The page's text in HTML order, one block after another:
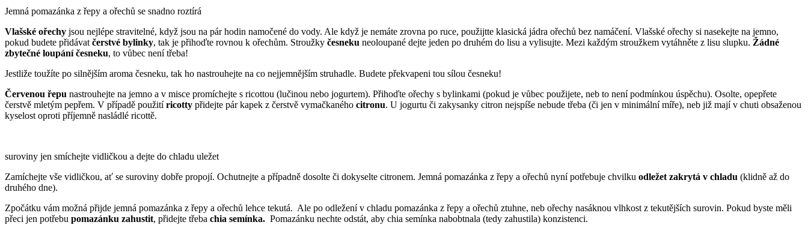
Jemná pomazánka z řepy a ořechů se snadno roztírá
Vlašské ořechy jsou nejlépe stravitelné, když jsou na pár hodin namočené do vody. Ale když je nemáte zrovna po ruce, použijtte klasická jádra ořechů bez namáčení. Vlašské ořechy si nasekejte na jemno,
pokud budete přidávat čerstvé bylinky, tak je přihoďte rovnou k ořechům. Stroužky česneku neoloupané dejte jeden po druhém do lisu a vylisujte. Mezi každým stroužkem vytáhněte z lisu slupku. Žádné
zbytečné loupání česneku, to vůbec není třeba!
Jestliže toužíte po silnějším aroma česneku, tak ho nastrouhejte na co nejjemnějším struhadle. Budete překvapeni tou sílou česneku!
Červenou řepu nastrouhejte na jemno a v misce promíchejte s ricottou (lučinou nebo jogurtem). Přihoďte ořechy s bylinkami (pokud je vůbec použijete, neb to není podmínkou úspěchu). Osolte, opepřete
čerstvě mletým pepřem. V případě použitíricotty přidejte pár kapek z čerstvě vymačkaného citronu. U jogurtu či zakysanky citron nejspíše nebude třeba (či jen v minimální míře), neb již mají v chuti obsaženou
kyselost oproti příjemně nasládlé ricottě.
suroviny jen smíchejte vidličkou a dejte do chladu uležet
Zamíchejte vše vidličkou, ať se suroviny dobře propojí. Ochutnejte a případně dosolte či dokyselte citronem. Jemná pomazánka z řepy a ořechů nyní potřebuje chvilku odležet zakrytá v chladu (klidně až do
druhého dne).
Zpočátku vám možná přijde jemná pomazánka z řepy a ořechů lehce tekutá. Ale po odležení v chladu pomazánka z řepy a ořechů ztuhne, neb ořechy nasáknou vlhkost z tekutějších surovin. Pokud byste měli
přeci jen potřebu pomazánku zahustit, přidejte třeba chia semínka. Pomazánku nechte odstát, aby chia semínka nabobtnala (tedy zahustila) konzistenci.